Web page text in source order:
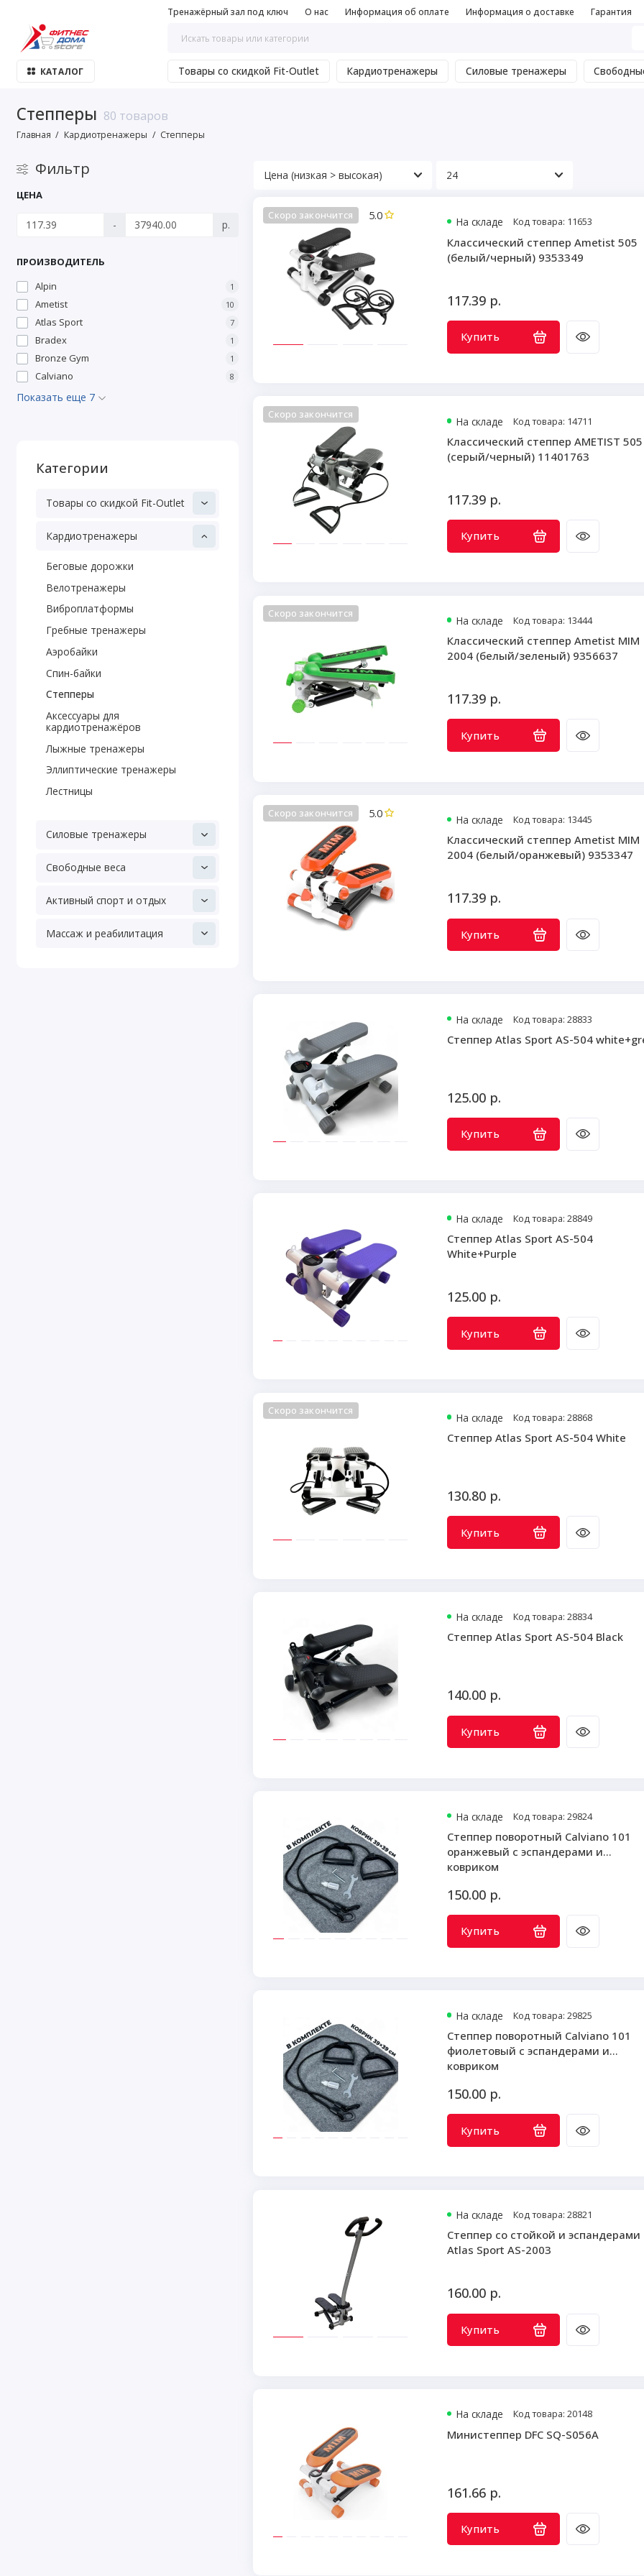
Тренажёрный зал под ключ О нас Информация об оплате Информация о доставке Гарантия
КАТАЛОГ Товары со скидкой Fit-Outlet Кардиотренажеры Силовые тренажеры
Степперы 80 товаров
Главная Кардиотренажеры Степперы
Фильтр
ЦЕНА
- р.
ПРОИЗВОДИТЕЛЬ
Alpin
1
Ametist 10
Atlas Sport 7
Bradex 1
Bronze Gym 1
Calviano 8
Показать еще 7
Категории
Товары со скидкой Fit-Outlet
Кардиотренажеры
Беговые дорожки
Велотренажеры
Виброплатформы
Гребные тренажеры
Аэробайки
Спин-байки
Степперы
Аксессуары для
кардиотренажёров
Лыжные тренажеры
Эллиптические тренажеры
Лестницы
Силовые тренажеры
Свободные веса
Активный спорт и отдых
Массаж и реабилитация
Скоро закончится 5.0 На складе Код товара: 11653
Классический степпер Ametist 505
(белый/черный) 9353349
117.39 р.
Купить
Скоро закончится
На складе Код товара: 14711
Классический степпер AMETIST 505
(серый/черный) 11401763
117.39 р.
Купить
Скоро закончится
На складе Код товара: 13444
Классический степпер Ametist MIM
2004 (белый/зеленый) 9356637
117.39 р.
Купить
Скоро закончится 5.0 На складе Код товара: 13445
Классический степпер Ametist MIM
2004 (белый/оранжевый) 9353347
117.39 р.
Купить
На складе Код товара: 28833
Степпер Atlas Sport AS-504
125.00 р.
Купить
На складе Код товара: 28849
Степпер Atlas Sport AS-504
White+Purple
125.00 р.
Купить
Скоро закончится
На складе Код товара: 28868
Степпер Atlas Sport AS-504 White
130.80 р.
Купить
На складе Код товара: 28834
Степпер Atlas Sport AS-504 Black
140.00 р.
Купить
На складе Код товара: 29824
Степпер поворотный Calviano 101
оранжевый с эспандерами и
ковриком
150.00 р.
Купить
На складе Код товара: 29825
Степпер поворотный Calviano 101
фиолетовый с эспандерами и
ковриком
150.00 р.
Купить
На складе Код товара: 28821
Степпер со стойкой и эспандерами
Atlas Sport AS-2003
160.00 р.
Купить
На складе Код товара: 20148
Министеппер DFC SQ-S056A
161.66 р.
Купить